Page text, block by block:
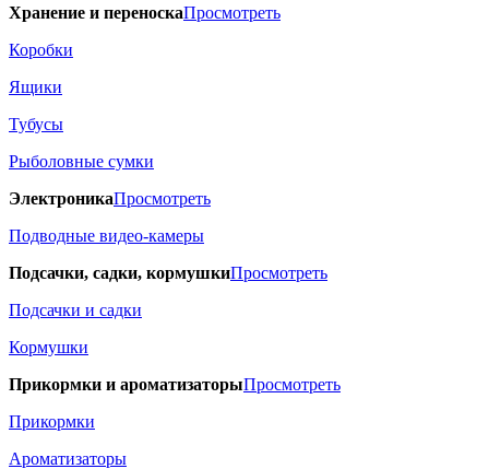
Хранение и переноскаПросмотреть
Коробки
Ящики
Тубусы
Рыболовные сумки
ЭлектроникаПросмотреть
Подводные видео-камеры
Подсачки, садки, кормушкиПросмотреть
Подсачки и садки
Кормушки
Прикормки и ароматизаторыПросмотреть
Прикормки
Ароматизаторы